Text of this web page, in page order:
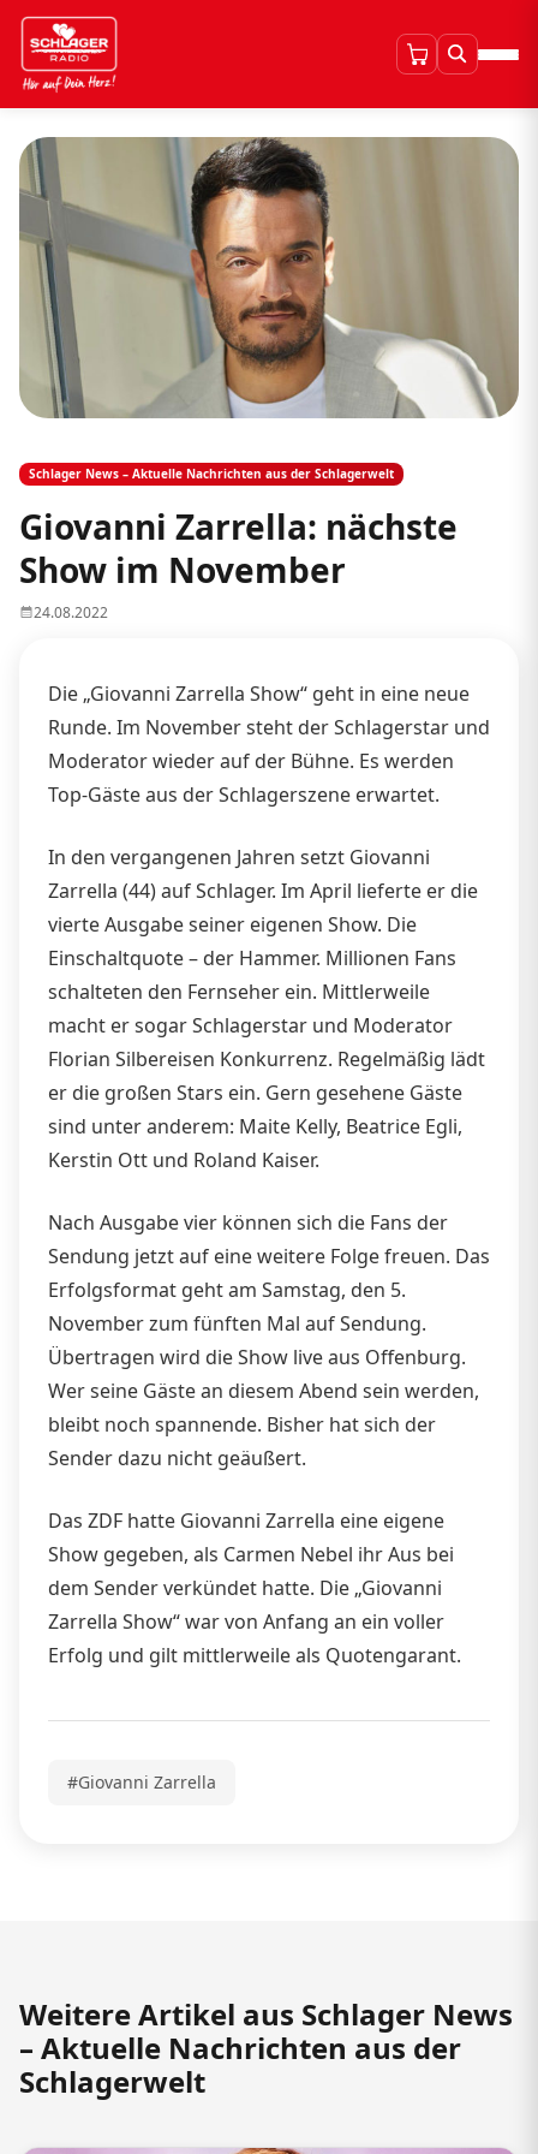
Schlager News – Aktuelle Nachrichten aus der Schlagerwelt
Giovanni Zarrella: nächste
Show im November
24.08.2022
Die „Giovanni Zarrella Show“ geht in eine neue
Runde. Im November steht der Schlagerstar und
Moderator wieder auf der Bühne. Es werden
Top-Gäste aus der Schlagerszene erwartet.
In den vergangenen Jahren setzt Giovanni
Zarrella (44) auf Schlager. Im April lieferte er die
vierte Ausgabe seiner eigenen Show. Die
Einschaltquote – der Hammer. Millionen Fans
schalteten den Fernseher ein. Mittlerweile
macht er sogar Schlagerstar und Moderator
Florian Silbereisen Konkurrenz. Regelmäßig lädt
er die großen Stars ein. Gern gesehene Gäste
sind unter anderem: Maite Kelly, Beatrice Egli,
Kerstin Ott und Roland Kaiser.
Nach Ausgabe vier können sich die Fans der
Sendung jetzt auf eine weitere Folge freuen. Das
Erfolgsformat geht am Samstag, den 5.
November zum fünften Mal auf Sendung.
Übertragen wird die Show live aus Offenburg.
Wer seine Gäste an diesem Abend sein werden,
bleibt noch spannende. Bisher hat sich der
Sender dazu nicht geäußert.
Das ZDF hatte Giovanni Zarrella eine eigene
Show gegeben, als Carmen Nebel ihr Aus bei
dem Sender verkündet hatte. Die „Giovanni
Zarrella Show“ war von Anfang an ein voller
Erfolg und gilt mittlerweile als Quotengarant.
#Giovanni Zarrella
Weitere Artikel aus Schlager News
– Aktuelle Nachrichten aus der
Schlagerwelt